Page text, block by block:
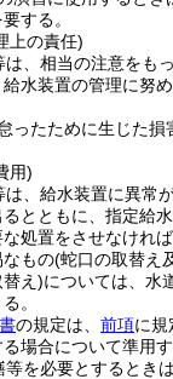
する。
上の責任)
、相当の注意をも
水装置の管理に努
ったために生じた損
用)
は、給水装置に異常
とともに、指定給
処置をさせなければ
なもの(蛇口の取替え
替え)については、水
。
の規定は、 前項に規
場合について準用す
等を必要とするとき